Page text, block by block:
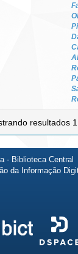
resultados
- Biblioteca Central
da Informação